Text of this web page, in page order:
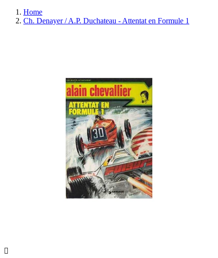
Home
Ch. Denayer / A.P. Duchateau - Attentat en Formule 1
